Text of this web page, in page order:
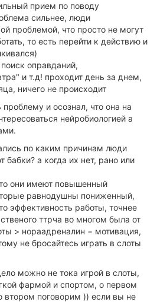
прием по поводу
сильнее, люди
проблемой, что просто не могут
то есть перейти к действию и
оправданий,
и т.д! проходит день за днем,
ничего не происходит
и осознал, что она на
нейробиологией а
по каким причинам люди
а когда их нет, рано или
они имеют повышенный
равнодушны пониженный,
эффективность работы, точнее
ттрча во многом была от
> нораадреналин = мотивация,
не бросайтесь играть в слоты
можно не тока игрой в слоты,
фармой и спортом, о первом
втором поговорим )) если вы не